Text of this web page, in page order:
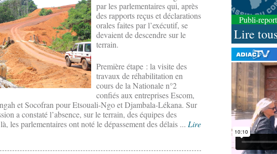
par les parlementaires qui, après
des rapports reçus et déclarations
orales faites par l’exécutif, se
devaient de descendre sur le
terrain.
Première étape : la visite des
travaux de réhabilitation en
cours de la Nationale n°2
confiés aux entreprises Escom,
et Socofran pour Etsouali-Ngo et Djambala-Lékana. Sur
a constaté l’absence, sur le terrain, des équipes des
les parlementaires ont noté le dépassement des délais ... Lire
Publi-
Lire
05-08-2026
Économie
Noire pour
non ligneux
05-08-2026